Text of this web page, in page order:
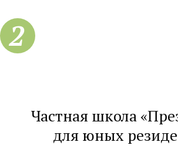
2
Частная школа
для юных